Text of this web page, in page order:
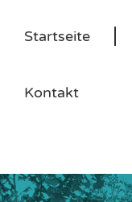
Startseite
Kontakt